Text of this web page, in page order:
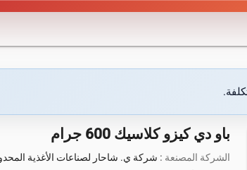
باو دي كيزو كلاسيك 600 جرام
الشركة المصنعة : شركة ي. شاحار لصناعات الأغذية